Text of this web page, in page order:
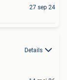
27 sep 24
Details